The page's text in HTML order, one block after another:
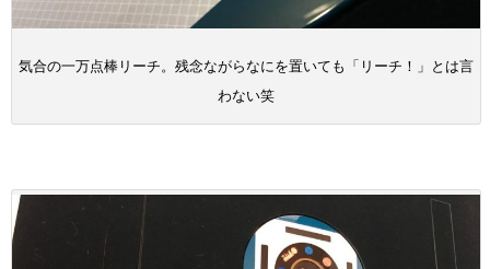
気合の一万点棒リーチ。残念ながらなにを置いても「リーチ！」とは言
わない笑